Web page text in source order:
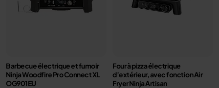
Barbecue électrique et fumoir
Ninja Woodfire Pro Connect XL
OG901EU
Four à pizza électrique
d’extérieur, avec fonction Air
Fryer Ninja Artisan